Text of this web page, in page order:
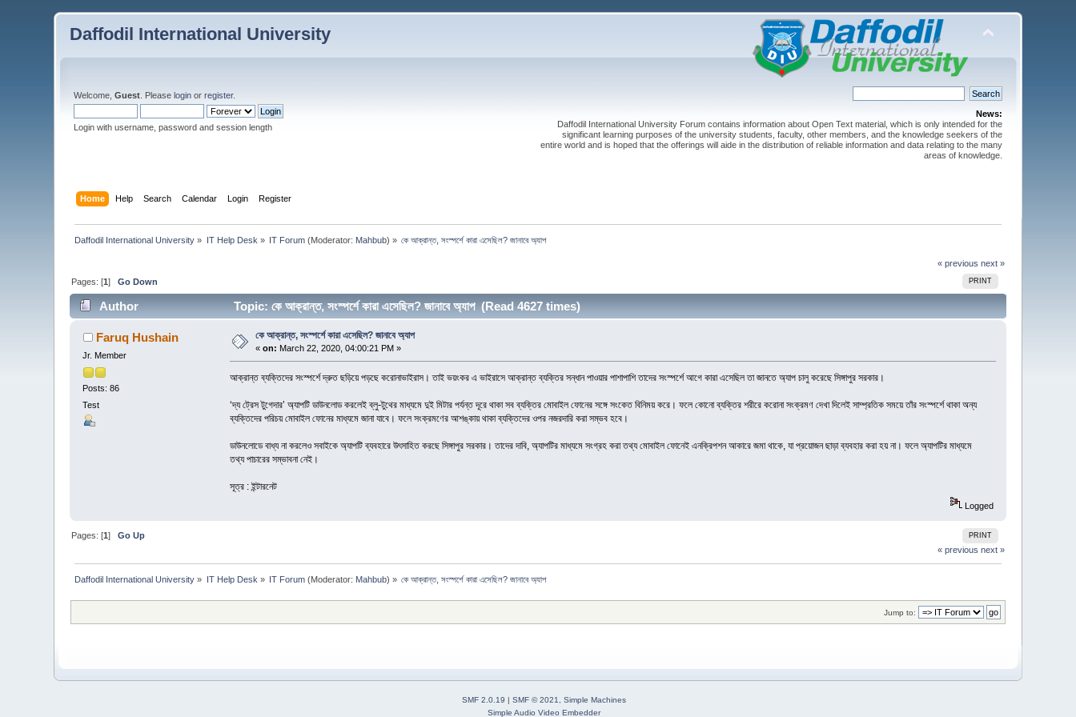
Daffodil International University
Welcome,Guest . Pleaselogin orregister.
Login with username, password and session length
News:
Daffodil International University Forum contains information about Open Text material, which is only intended for the
significant learning purposes of the university students, faculty, other members, and the knowledge seekers of the
entire world and is hoped that the offerings will aide in the distribution of reliable information and data relating to the many
areas of knowledge.
Home Help Search Calendar Login Register
Daffodil International University » IT Help Desk » IT Forum (Moderator: Mahbub) » কে আক্রান্ত, সংস্পর্শে কারা এসেছিল? জানাবে অ্যাপ
« previous next »
PRINT
Pages: [1]Go Down
Author Topic: কে আক্রান্ত, সংস্পর্শে কারা এসেছিল? জানাবে অ্যাপ (Read 4627 times)
Faruq Hushain
Jr. Member
Posts: 86
Test
কে আক্রান্ত, সংস্পর্শে কারা এসেছিল? জানাবে অ্যাপ
«on: March 22, 2020, 04:00:21 PM »
আক্রান্ত ব্যক্তিদের সংস্পর্শে দ্রুত ছড়িয়ে পড়ছে করোনাভাইরাস। তাই ভয়ংকর এ ভাইরাসে আক্রান্ত ব্যক্তির সন্ধান পাওয়ার পাশাপাশি তাদের সংস্পর্শে আগে কারা এসেছিল তা জানতে অ্যাপ চালু করেছে সিঙ্গাপুর সরকার।
‘দ্য ট্রেস টুগেদার’ অ্যাপটি ডাউনলোড করলেই ব্লু-টুথের মাধ্যমে দুই মিটার পর্যন্ত দূরে থাকা সব ব্যক্তির মোবাইল ফোনের সঙ্গে সংকেত বিনিময় করে। ফলে কোনো ব্যক্তির শরীরে করোনা সংক্রমণ দেখা দিলেই সাম্প্রতিক সময়ে তাঁর সংস্পর্শে থাকা অন্য
ব্যক্তিদের পরিচয় মোবাইল ফোনের মাধ্যমে জানা যাবে। ফলে সংক্রমণের আশঙ্কায় থাকা ব্যক্তিদের ওপর নজরদারি করা সম্ভব হবে।
ডাউনলোডে বাধ্য না করলেও সবাইকে অ্যাপটি ব্যবহারে উৎসাহিত করছে সিঙ্গাপুর সরকার। তাদের দাবি, অ্যাপটির মাধ্যমে সংগ্রহ করা তথ্য মোবাইল ফোনেই এনক্রিপশন আকারে জমা থাকে, যা প্রয়োজন ছাড়া ব্যবহার করা হয় না। ফলে অ্যাপটির মাধ্যমে
তথ্য পাচারের সম্ভাবনা নেই।
সূত্র : ইন্টারনেট
Logged
PRINT
Pages: [1]Go Up
« previous next »
Daffodil International University » IT Help Desk » IT Forum (Moderator: Mahbub) » কে আক্রান্ত, সংস্পর্শে কারা এসেছিল? জানাবে অ্যাপ
Jump to:
SMF 2.0.19 SMF © 2021, Simple Machines
Simple Audio Video Embedder